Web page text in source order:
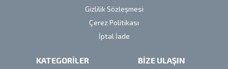
Gizlilik Sözleşmesi
Çerez Politikası
İptal İade
KATEGORİLER BİZE ULAŞIN